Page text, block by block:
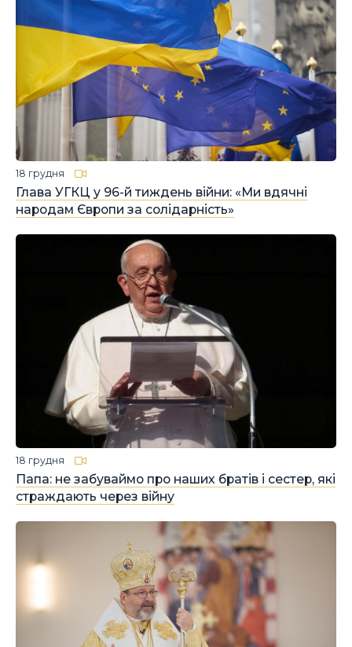
Глава УГКЦ у 96-й тиждень війни: «Ми вдячні
народам Європи за солідарність»
18 грудня
Папа: не забуваймо про наших братів і сестер, які
страждають через війну
18 грудня